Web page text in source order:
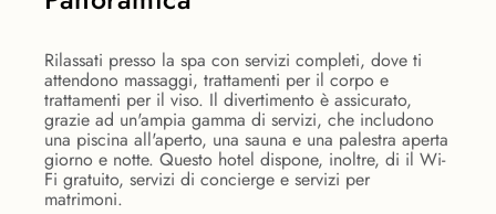
Rilassati presso la spa con servizi completi, dove ti
attendono massaggi, trattamenti per il corpo e
trattamenti per il viso. Il divertimento è assicurato,
grazie ad un'ampia gamma di servizi, che includono
una piscina all'aperto, una sauna e una palestra aperta
giorno e notte. Questo hotel dispone, inoltre, di il Wi-
Fi gratuito, servizi di concierge e servizi per
matrimoni.